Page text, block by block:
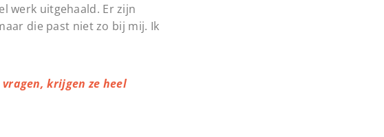
werk uitgehaald. Er zijn
die past niet zo bij mij. Ik
krijgen ze heel